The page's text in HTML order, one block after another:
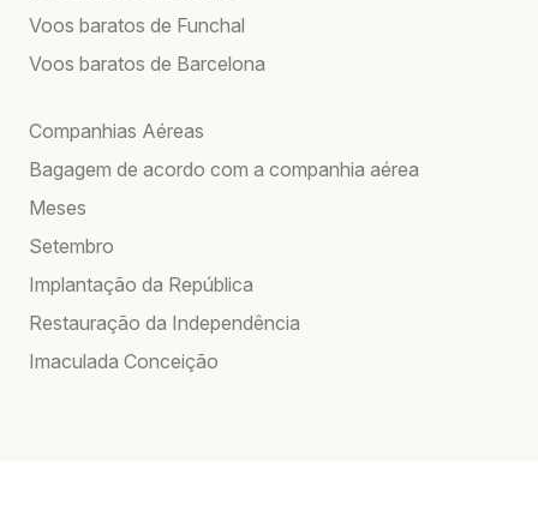
Voos baratos de Funchal
Voos baratos de Barcelona
Companhias Aéreas
Bagagem de acordo com a companhia aérea
Meses
Setembro
Implantação da República
Restauração da Independência
Imaculada Conceição